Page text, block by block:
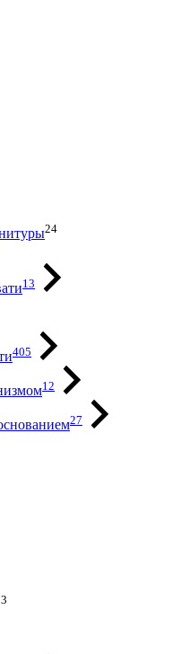
24
13
405
12
27